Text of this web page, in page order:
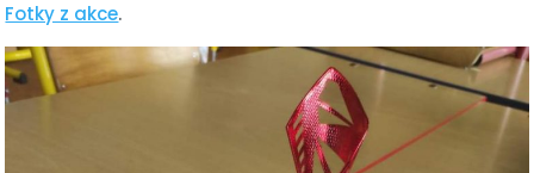
Fotky z akce.